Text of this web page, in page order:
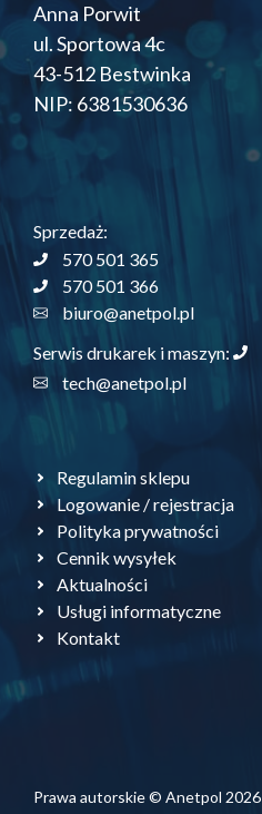
Anna Porwit
ul. Sportowa 4c
43-512 Bestwinka
NIP: 6381530636
Sprzedaż:
570 501 365
570 501 366
biuro@anetpol.pl
Serwis drukarek i maszyn:
tech@anetpol.pl
Regulamin sklepu
Logowanie / rejestracja
Polityka prywatności
Cennik wysyłek
Aktualności
Usługi informatyczne
Kontakt
Prawa autorskie © Anetpol 2026